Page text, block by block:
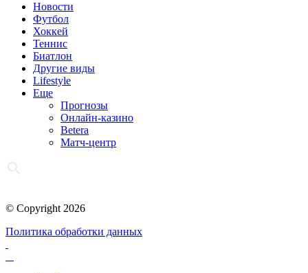
Новости
Футбол
Хоккей
Теннис
Биатлон
Другие виды
Lifestyle
Еще
Прогнозы
Онлайн-казино
Betera
Матч-центр
© Copyright 2026
Политика обработки данных